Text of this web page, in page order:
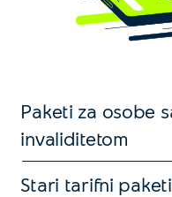
Paketi za osobe
invaliditetom
Stari tarifni paketi